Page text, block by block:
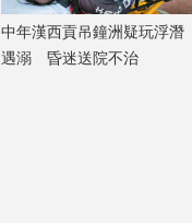
中年漢西貢吊鐘洲疑玩浮潛
遇溺 昏迷送院不治